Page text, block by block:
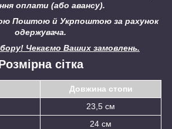
оплати (або авансу).
Поштою й Укрпоштою за рахунок
одержувача.
Чекаємо Ваших замовлень.
сітка
Довжина стопи
23,5 см
24 см